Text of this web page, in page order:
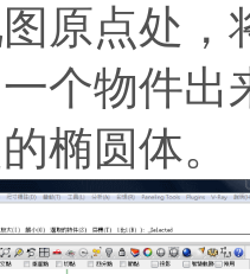
原点处，
个物件出
椭圆体。